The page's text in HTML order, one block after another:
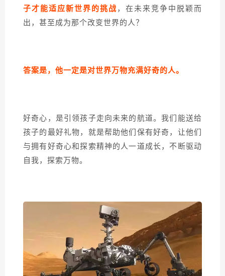
子才能适应新世界的挑战，在未来竞争中脱颖而
出，甚至成为那个改变世界的人？
答案是，他一定是对世界万物充满好奇的人。
好奇心，是引领孩子走向未来的航道。我们能送给
孩子的最好礼物，就是帮助他们保有好奇，让他们
与拥有好奇心和探索精神的人一道成长，不断驱动
自我，探索万物。